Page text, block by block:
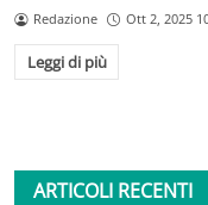
Redazione Ott 2, 2025
Leggi di più
ARTICOLI RECENTI